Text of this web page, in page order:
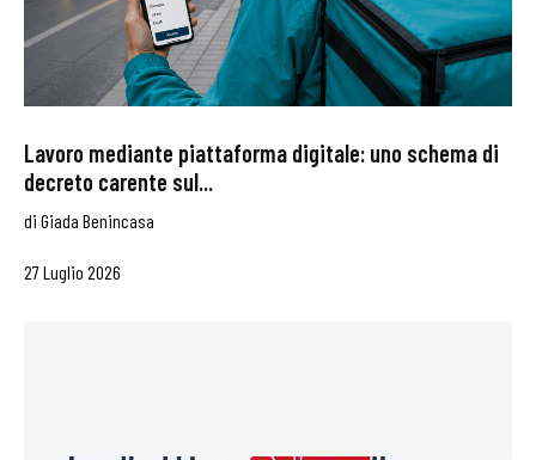
Lavoro mediante piattaforma digitale: uno schema di
decreto carente sul...
di Giada Benincasa
27 Luglio 2026